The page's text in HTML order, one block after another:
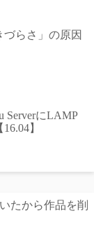
らさ」の原因
ServerにLAMP
】
たから作品を削